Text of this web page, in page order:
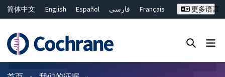
简体中文 English Español فارسی
Français
ไทย
繁體中文
更多语言
过滤